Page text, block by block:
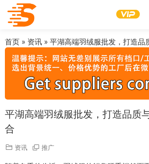
首页 » 资讯 » 平湖高端羽绒服批发，打造品
平湖高端羽绒服批发，打造品质
合
资讯 推广